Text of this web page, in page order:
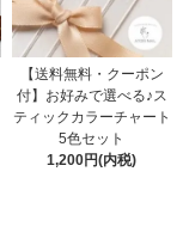
【送料無料・クーポン
付】お好みで選べる♪ス
ティックカラーチャート
5色セット
1,200円(内税)